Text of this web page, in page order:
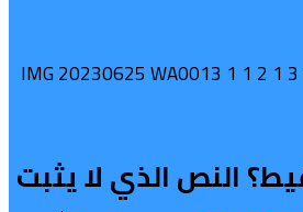
النص الذي لا يثبت